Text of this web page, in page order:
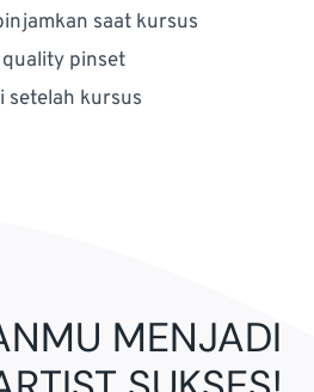
saat kursus
quality pinset
setelah kursus
MENJADI